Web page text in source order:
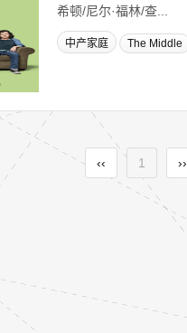
希顿/尼尔·福林/查...
中产家庭 The Middle
‹‹ 1 ››